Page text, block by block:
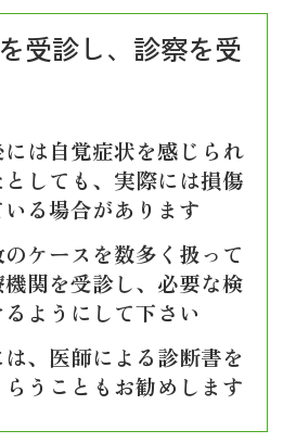
受診し、診察を受
は自覚症状を感じられ
しても、実際には損傷
る場合があります
ケースを数多く扱って
機関を受診し、必要な検
ようにして下さい
、医師による診断書を
うこともお勧めします